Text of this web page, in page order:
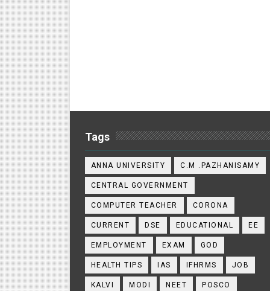
Tags
ANNA UNIVERSITY C.M .PAZHANISAMY
CENTRAL GOVERNMENT
COMPUTER TEACHER CORONA
CURRENT DSE EDUCATIONAL EE
EMPLOYMENT EXAM GOD
HEALTH TIPS IAS IFHRMS JOB
KALVI MODI NEET POSCO